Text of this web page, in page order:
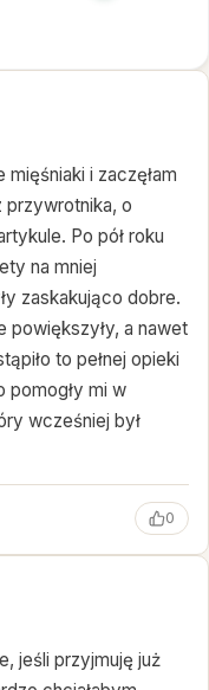
mięśniaki i zaczęłam
przywrotnika, o
Po pół roku
na mniej
zaskakująco dobre.
powiększyły, a nawet
to pełnej opieki
pomogły mi w
wcześniej był
0
jeśli przyjmuję już